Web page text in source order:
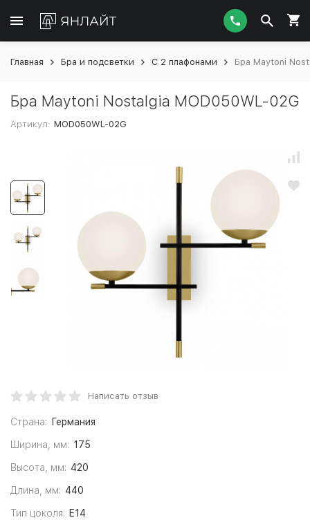
Главная Бра и подсветки С 2 плафонами Бра Maytoni
Бра Maytoni Nostalgia MOD050WL-02G
Артикул: MOD050WL-02G
Написать отзыв
Страна: Германия
Ширина, мм: 175
Высота, мм: 420
Длина, мм: 440
Тип цоколя: E14